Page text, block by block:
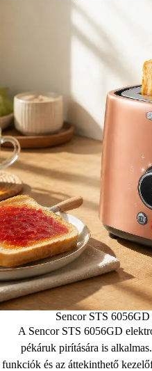
Sencor STS
A Sencor STS 6056GD
pékáruk pirítására is
funkciók és az áttekinthető